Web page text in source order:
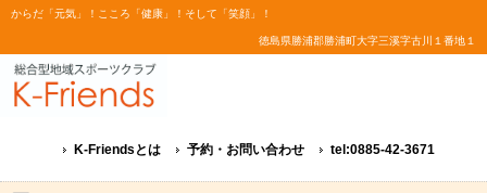
からだ「元気」！こころ「健康」！そして「笑顔」！
徳島県勝浦郡勝浦町大字三溪字古川１番地１
K-Friendsとは 予約・お問い合わせ tel:0885-42-3671